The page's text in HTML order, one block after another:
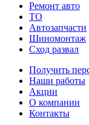
Ремонт авто
TO
Автозапчасти
Шиномонтаж
Сход развал
Получить
Наши работы
Акции
О компании
Контакты